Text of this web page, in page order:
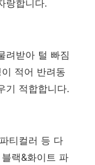
랑합니다.
려받아 털 빠짐
적어 반려동
기 적합합니다.
티컬러 등 다
랙&화이트 파